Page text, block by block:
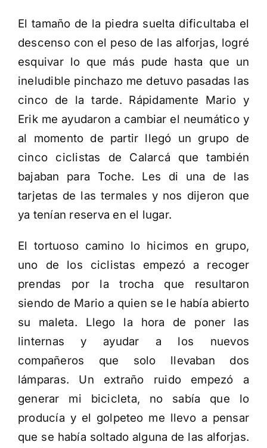
El tamaño de la piedra suelta dificultaba el
descenso con el peso de las alforjas, logré
esquivar lo que más pude hasta que un
ineludible pinchazo me detuvo pasadas las
cinco de la tarde. Rápidamente Mario y
Erik me ayudaron a cambiar el neumático y
al momento de partir llegó un grupo de
cinco ciclistas de Calarcá que también
bajaban para Toche. Les di una de las
tarjetas de las termales y nos dijeron que
ya tenían reserva en el lugar.
El tortuoso camino lo hicimos en grupo,
uno de los ciclistas empezó a recoger
prendas por la trocha que resultaron
siendo de Mario a quien se le había abierto
su maleta. Llego la hora de poner las
linternas y ayudar a los nuevos
compañeros que solo llevaban dos
lámparas. Un extraño ruido empezó a
generar mi bicicleta, no sabía que lo
producía y el golpeteo me llevo a pensar
que se había soltado alguna de las alforjas.